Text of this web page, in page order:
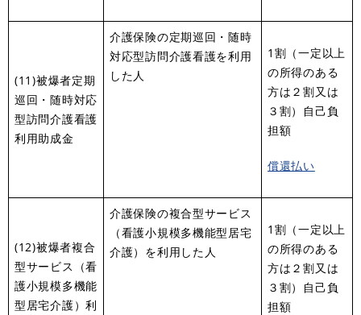
(11)被爆者定期
巡回・随時対応
型訪問介護看護
利用助成金
介護保険の定期巡回・随時
対応型訪問介護看護を利用
した人
1割（一定以上
の所得のある
方は２割又は
３割）自己負
担額
償還払い
(12)被爆者複合
型サービス（看
護小規模多機能
型居宅介護）利
介護保険の複合型サービス
（看護小規模多機能型居宅
介護）を利用した人
1割（一定以上
の所得のある
方は２割又は
３割）自己負
担額